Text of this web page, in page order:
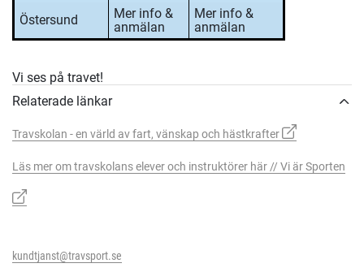
Östersund
Mer info &
anmälan
Mer info &
anmälan
Vi ses på travet!
Relaterade länkar
Travskolan - en värld av fart, vänskap och hästkrafter
Läs mer om travskolans elever och instruktörer här // Vi är Sporten
kundtjanst@travsport.se